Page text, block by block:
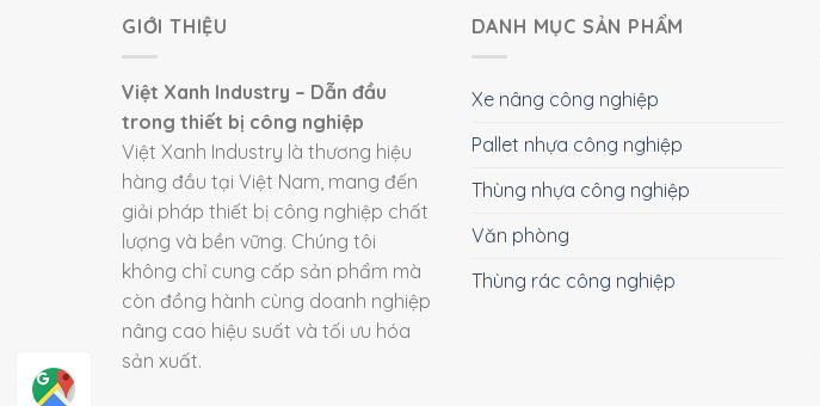
GIỚI THIỆU
Việt Xanh Industry – Dẫn đầu
trong thiết bị công nghiệp
Việt Xanh Industry là thương hiệu
hàng đầu tại Việt Nam, mang đến
giải pháp thiết bị công nghiệp chất
lượng và bền vững. Chúng tôi
không chỉ cung cấp sản phẩm mà
còn đồng hành cùng doanh nghiệp
nâng cao hiệu suất và tối ưu hóa
sản xuất.
DANH MỤC SẢN PHẨM
Xe nâng công nghiệp
Pallet nhựa công nghiệp
Thùng nhựa công nghiệp
Văn phòng
Thùng rác công nghiệp